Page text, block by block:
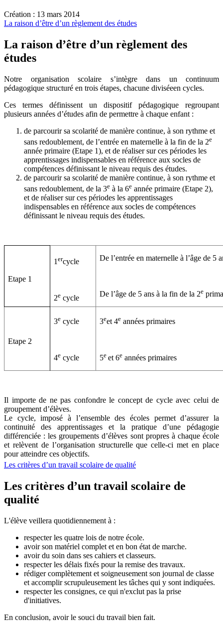
Création : 13 mars 2014
La raison d’être d’un règlement des études
La raison d’être d’un règlement des
études
Notre organisation scolaire s’intègre dans un continuum
pédagogique structuré en trois étapes, chacune diviséeen cycles.
Ces termes définissent un dispositif pédagogique regroupant
plusieurs années d’études afin de permettre à chaque enfant :
de parcourir sa scolarité de manière continue, à son rythme et
sans redoublement, de l’entrée en maternelle à la fin de la 2e
année primaire (Etape 1), et de réaliser sur ces périodes les
apprentissages indispensables en référence aux socles de
compétences définissant le niveau requis des études.
de parcourir sa scolarité de manière continue, à son rythme et
sans redoublement, de la 3e à la 6e année primaire (Etape 2),
et de réaliser sur ces périodes les apprentissages
indispensables en référence aux socles de compétences
définissant le niveau requis des études.
Etape 1
1ercycle
2e cycle
De l’entrée en maternelle à l’âge de 5
De l’âge de 5 ans à la fin de la 2e
Etape 2
3e cycle
4e cycle
3eet 4e années primaires
5e et 6e années primaires
Il importe de ne pas confondre le concept de cycle avec celui de
groupement d’élèves.
Le cycle, imposé à l’ensemble des écoles permet d’assurer la
continuité des apprentissages et la pratique d’une pédagogie
différenciée : les groupements d’élèves sont propres à chaque école
et relèvent de l’organisation structurelle que celle-ci met en place
pour atteindre ces objectifs.
Les critères d’un travail scolaire de qualité
Les critères d’un travail scolaire de
qualité
L'élève veillera quotidiennement à :
respecter les quatre lois de notre école.
avoir son matériel complet et en bon état de marche.
avoir du soin dans ses cahiers et classeurs.
respecter les délais fixés pour la remise des travaux.
rédiger complètement et soigneusement son journal de classe
et accomplir scrupuleusement les tâches qui y sont indiquées.
respecter les consignes, ce qui n'exclut pas la prise
d'initiatives.
En conclusion, avoir le souci du travail bien fait.